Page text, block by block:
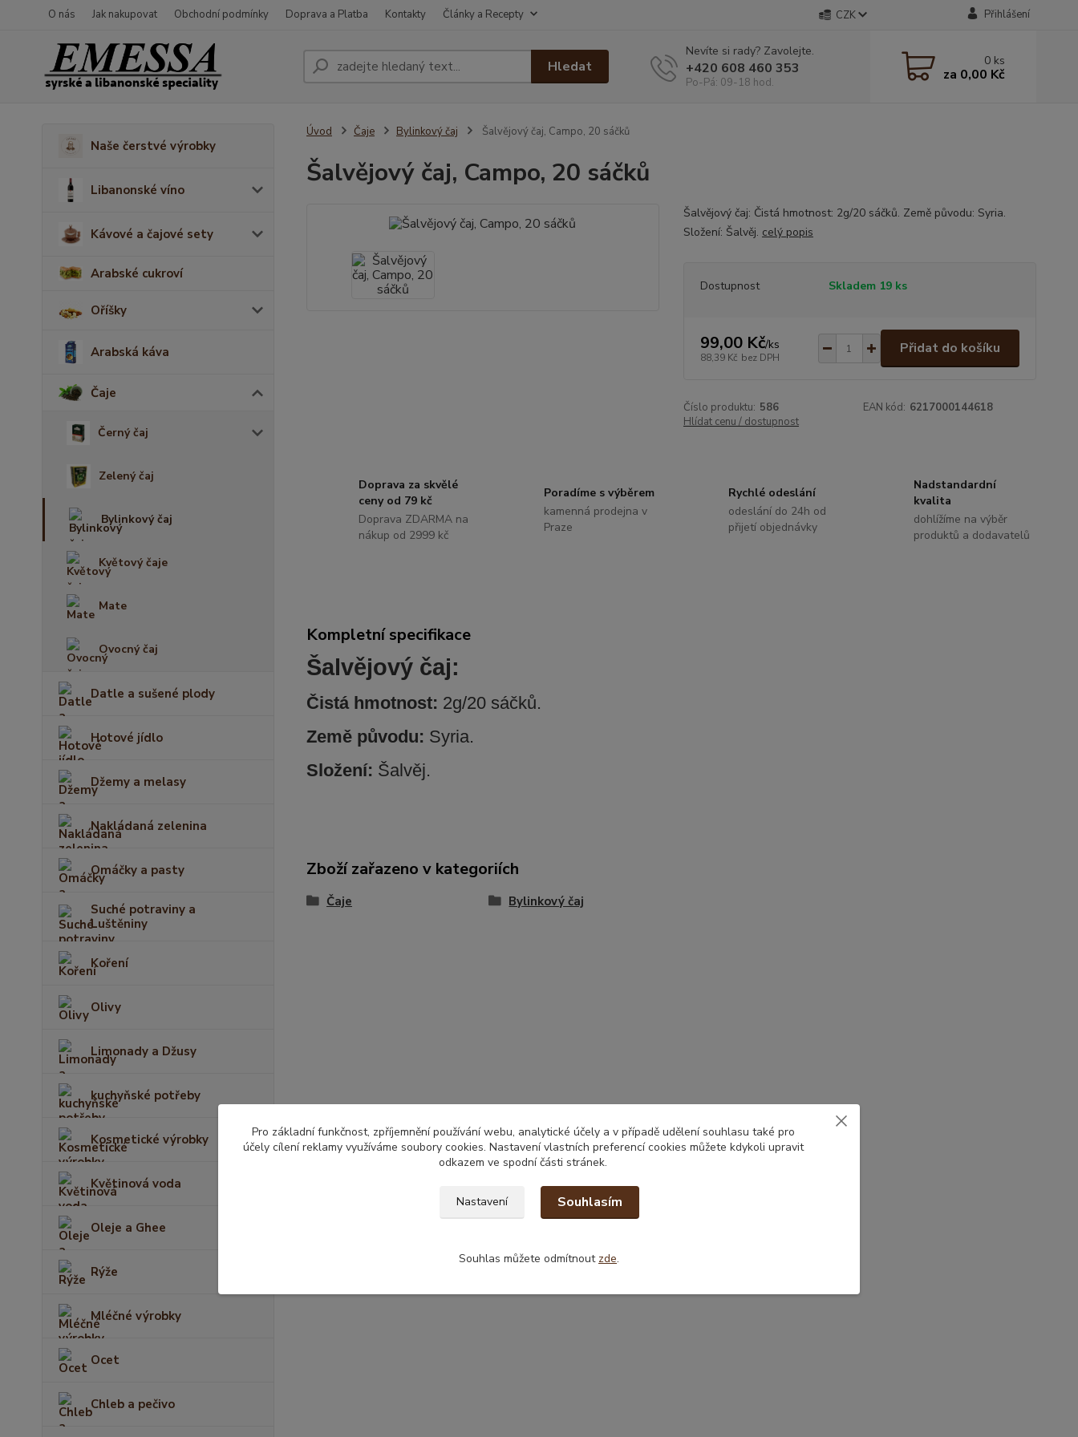
O nás Jak nakupovat Obchodní podmínky Doprava a Platba Kontakty Články a Recepty CZK Přihlášení
Hledat
Nevíte si rady? Zavolejte.
+420 608 460 353
Po-Pá: 09-18 hod.
0 ks
za 0,00 Kč
Naše čerstvé výrobky
Libanonské víno
Kávové a čajové sety
Arabské cukroví
Oříšky
Arabská káva
Čaje
Černý čaj
Zelený čaj
Bylinkový čaj
Květový čaje
Mate
Ovocný čaj
Datle a sušené plody
Hotové jídlo
Džemy a melasy
Nakládaná zelenina
Omáčky a pasty
Suché potraviny a
Luštěniny
Koření
Olivy
Limonady a Džusy
kuchyňské potřeby
Kosmetické výrobky
Květinová voda
Oleje a Ghee
Rýže
Mléčné výrobky
Ocet
Chleb a pečivo
Úvod Čaje Bylinkový čaj Šalvějový čaj, Campo, 20 sáčků
Šalvějový čaj, Campo, 20 sáčků
Šalvějový čaj: Čistá hmotnost: 2g/20 sáčků. Země původu: Syria.
Složení: Šalvěj. celý popis
Dostupnost Skladem 19 ks
99,00 Kč/ks
88,39 Kč bez DPH
Přidat do košíku
Číslo produktu: 586 EAN kód: 6217000144618
Hlídat cenu / dostupnost
Doprava za skvělé
ceny od 79 kč
Doprava ZDARMA na
nákup od 2999 kč
Poradíme s výběrem
kamenná prodejna v
Praze
Rychlé odeslání
odeslání do 24h od
přijetí objednávky
Nadstandardní
kvalita
dohlížíme na výběr
produktů a dodavatelů
Kompletní specifikace
Šalvějový čaj:
Čistá hmotnost: 2g/20 sáčků.
Země původu: Syria.
Složení: Šalvěj.
Zboží zařazeno v kategoriích
Čaje Bylinkový čaj
Pro základní funkčnost, zpříjemnění používání webu, analytické účely a v případě udělení souhlasu také pro
účely cílení reklamy využíváme soubory cookies. Nastavení vlastních preferencí cookies můžete kdykoli upravit
odkazem ve spodní části stránek.
Nastavení Souhlasím
Souhlas můžete odmítnout zde.